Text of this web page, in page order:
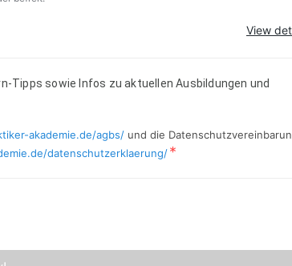
View
Tipps sowie Infos zu aktuellen Ausbildungen und
akademie.de/agbs/ und die
datenschutzerklaerung/